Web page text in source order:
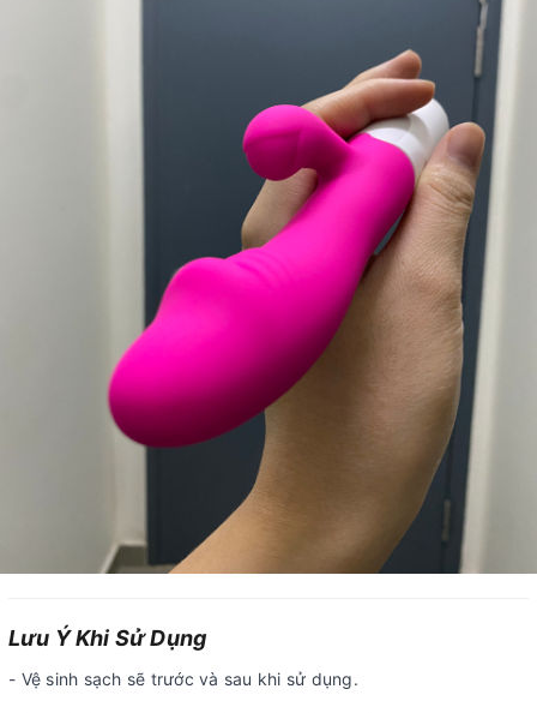
Lưu Ý Khi Sử Dụng
- Vệ sinh sạch sẽ trước và sau khi sử dụng.